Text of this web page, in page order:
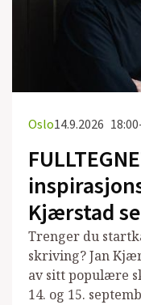
Oslo14.9.2026
Kjærstad
Trenger du
skriving? Jan
av sitt populære
14. og 15.